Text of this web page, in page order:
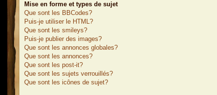
Mise en forme et types de sujet
Que sont les BBCodes?
Puis-je utiliser le HTML?
Que sont les smileys?
Puis-je publier des images?
Que sont les annonces globales?
Que sont les annonces?
Que sont les post-it?
Que sont les sujets verrouillés?
Que sont les icônes de sujet?